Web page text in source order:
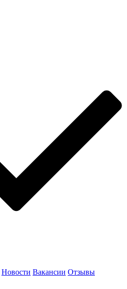
Новости Вакансии Отзывы